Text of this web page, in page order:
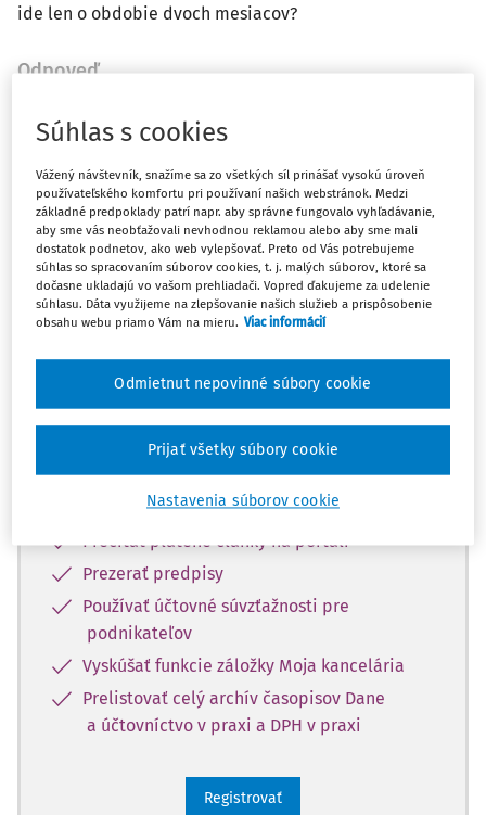
ide len o obdobie dvoch mesiacov?
Odpoveď
Zatiaľ ste si prečítali len začiatok...
Celý dokument je len pre predplatiteľov.
Zaregistrujte sa a získajte
zadarmo prístup k vybranému obsahu na
10 dní.
Vďaka registrácii si môžete
Prečítať platené články na portáli
Prezerať predpisy
Používať účtovné súvzťažnosti pre
podnikateľov
Vyskúšať funkcie záložky Moja kancelária
Prelistovať celý archív časopisov Dane
a účtovníctvo v praxi a DPH v praxi
Registrovať
Súhlas s cookies
Vážený návštevník, snažíme sa zo všetkých síl prinášať vysokú úroveň
používateľského komfortu pri používaní našich webstránok. Medzi
základné predpoklady patrí napr. aby správne fungovalo vyhľadávanie,
aby sme vás neobťažovali nevhodnou reklamou alebo aby sme mali
dostatok podnetov, ako web vylepšovať. Preto od Vás potrebujeme
súhlas so spracovaním súborov cookies, t. j. malých súborov, ktoré sa
dočasne ukladajú vo vašom prehliadači. Vopred ďakujeme za udelenie
súhlasu. Dáta využijeme na zlepšovanie našich služieb a prispôsobenie
obsahu webu priamo Vám na mieru. Viac informácií
Nastavenia súborov cookie
Odmietnut nepovinné súbory cookie
Prijať všetky súbory cookie